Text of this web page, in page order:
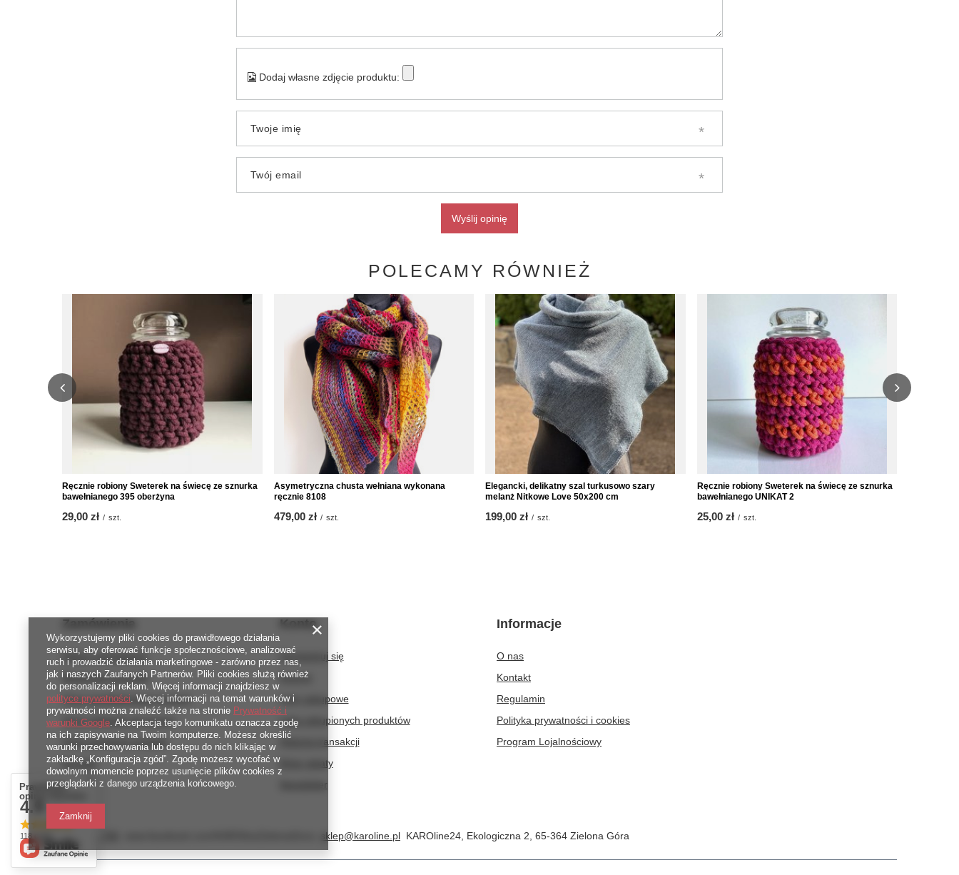
Dodaj własne zdjęcie produktu:
Twoje imię
Twój email
Wyślij opinię
POLECAMY RÓWNIEŻ
Ręcznie robiony Sweterek na świecę ze sznurka
bawełnianego 395 oberżyna
29,00 zł / szt.
Asymetryczna chusta wełniana wykonana
ręcznie 8108
479,00 zł / szt.
Elegancki, delikatny szal turkusowo szary
melanż Nitkowe Love 50x200 cm
199,00 zł / szt.
Ręcznie robiony Sweterek na świecę ze sznurka
bawełnianego UNIKAT 2
25,00 zł / szt.
Zamówienia
Status zamówienia
Śledzenie przesyłki
Chcę zareklamować produkt
Chcę odstąpić od umowy
Chcę wymienić produkt
Kontakt
Konto
Zarejestruj się
Koszyk
Listy zakupowe
Lista zakupionych produktów
Historia transakcji
Moje rabaty
Newsletter
Informacje
O nas
Kontakt
Regulamin
Polityka prywatności i cookies
Program Lojalnościowy
sklep@karoline.pl KAROline24 Ekologiczna 2 65-364 Zielona Góra
Prawdziwe
opinie klientów
4.9
118 opinii
Wykorzystujemy pliki cookies do prawidłowego działania
serwisu, aby oferować funkcje społecznościowe, analizować
ruch i prowadzić działania marketingowe - zarówno przez nas,
jak i naszych Zaufanych Partnerów. Pliki cookies służą również
do personalizacji reklam. Więcej informacji znajdziesz w
polityce prywatności. Więcej informacji na temat warunków i
prywatności można znaleźć także na stronie Prywatność i
warunki Google. Akceptacja tego komunikatu oznacza zgodę
na ich zapisywanie na Twoim komputerze. Możesz określić
warunki przechowywania lub dostępu do nich klikając w
zakładkę „Konfiguracja zgód”. Zgodę możesz wycofać w
dowolnym momencie poprzez usunięcie plików cookies z
przeglądarki z danego urządzenia końcowego.
Zamknij